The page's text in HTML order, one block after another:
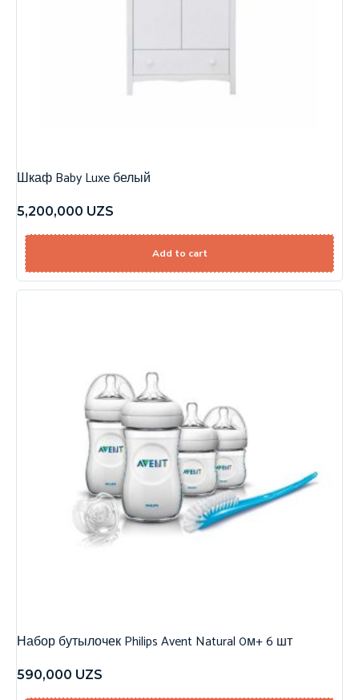
Шкаф Baby Luxe белый
5,200,000 UZS
Add to cart
Набор бутылочек Philips Avent Natural 0м+ 6 шт
590,000 UZS